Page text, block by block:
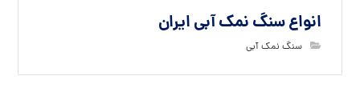
انواع سنگ نمک آبی ایران
سنگ نمک آبی